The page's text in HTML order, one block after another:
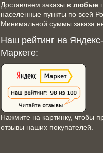
Доставляем заказы в любые
населенные пункты по всей
Минимальной суммы заказа
Наш рейтинг на Яндекс-
Маркете:
Нажмите на картинку, чтобы
отзывы наших покупателей.